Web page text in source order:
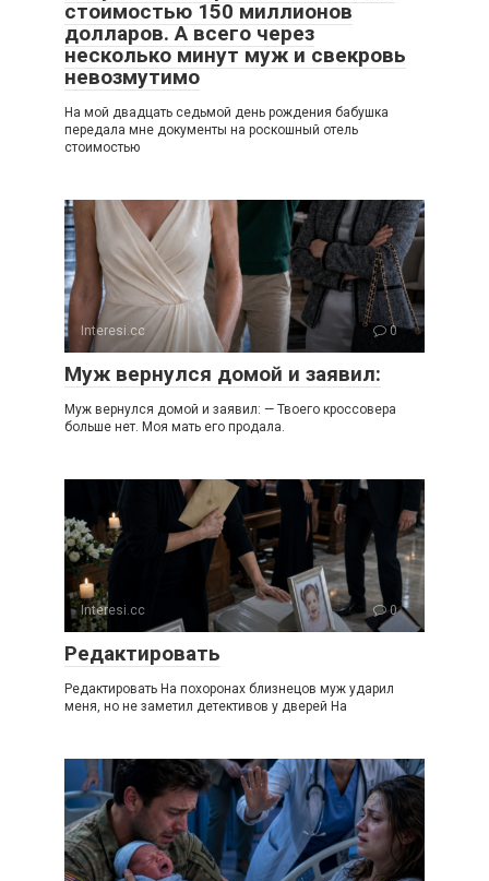
стоимостью 150 миллионов
долларов. А всего через
несколько минут муж и свекровь
невозмутимо
На мой двадцать седьмой день рождения бабушка
передала мне документы на роскошный отель
стоимостью
Interesi.cc 0
Муж вернулся домой и заявил:
Муж вернулся домой и заявил: — Твоего кроссовера
больше нет. Моя мать его продала.
Interesi.cc 0
Редактировать
Редактировать На похоронах близнецов муж ударил
меня, но не заметил детективов у дверей На